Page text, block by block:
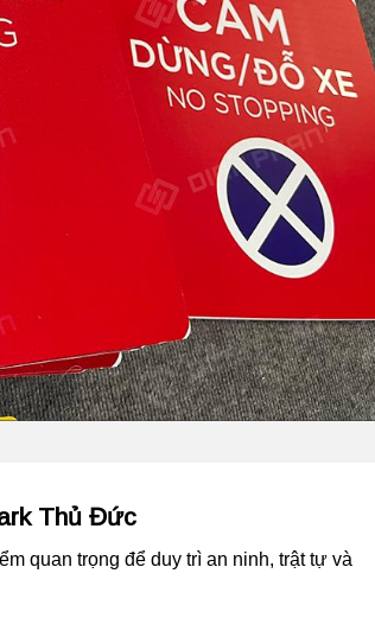
Thủ Đức
quan trọng để duy trì an ninh, trật tự và